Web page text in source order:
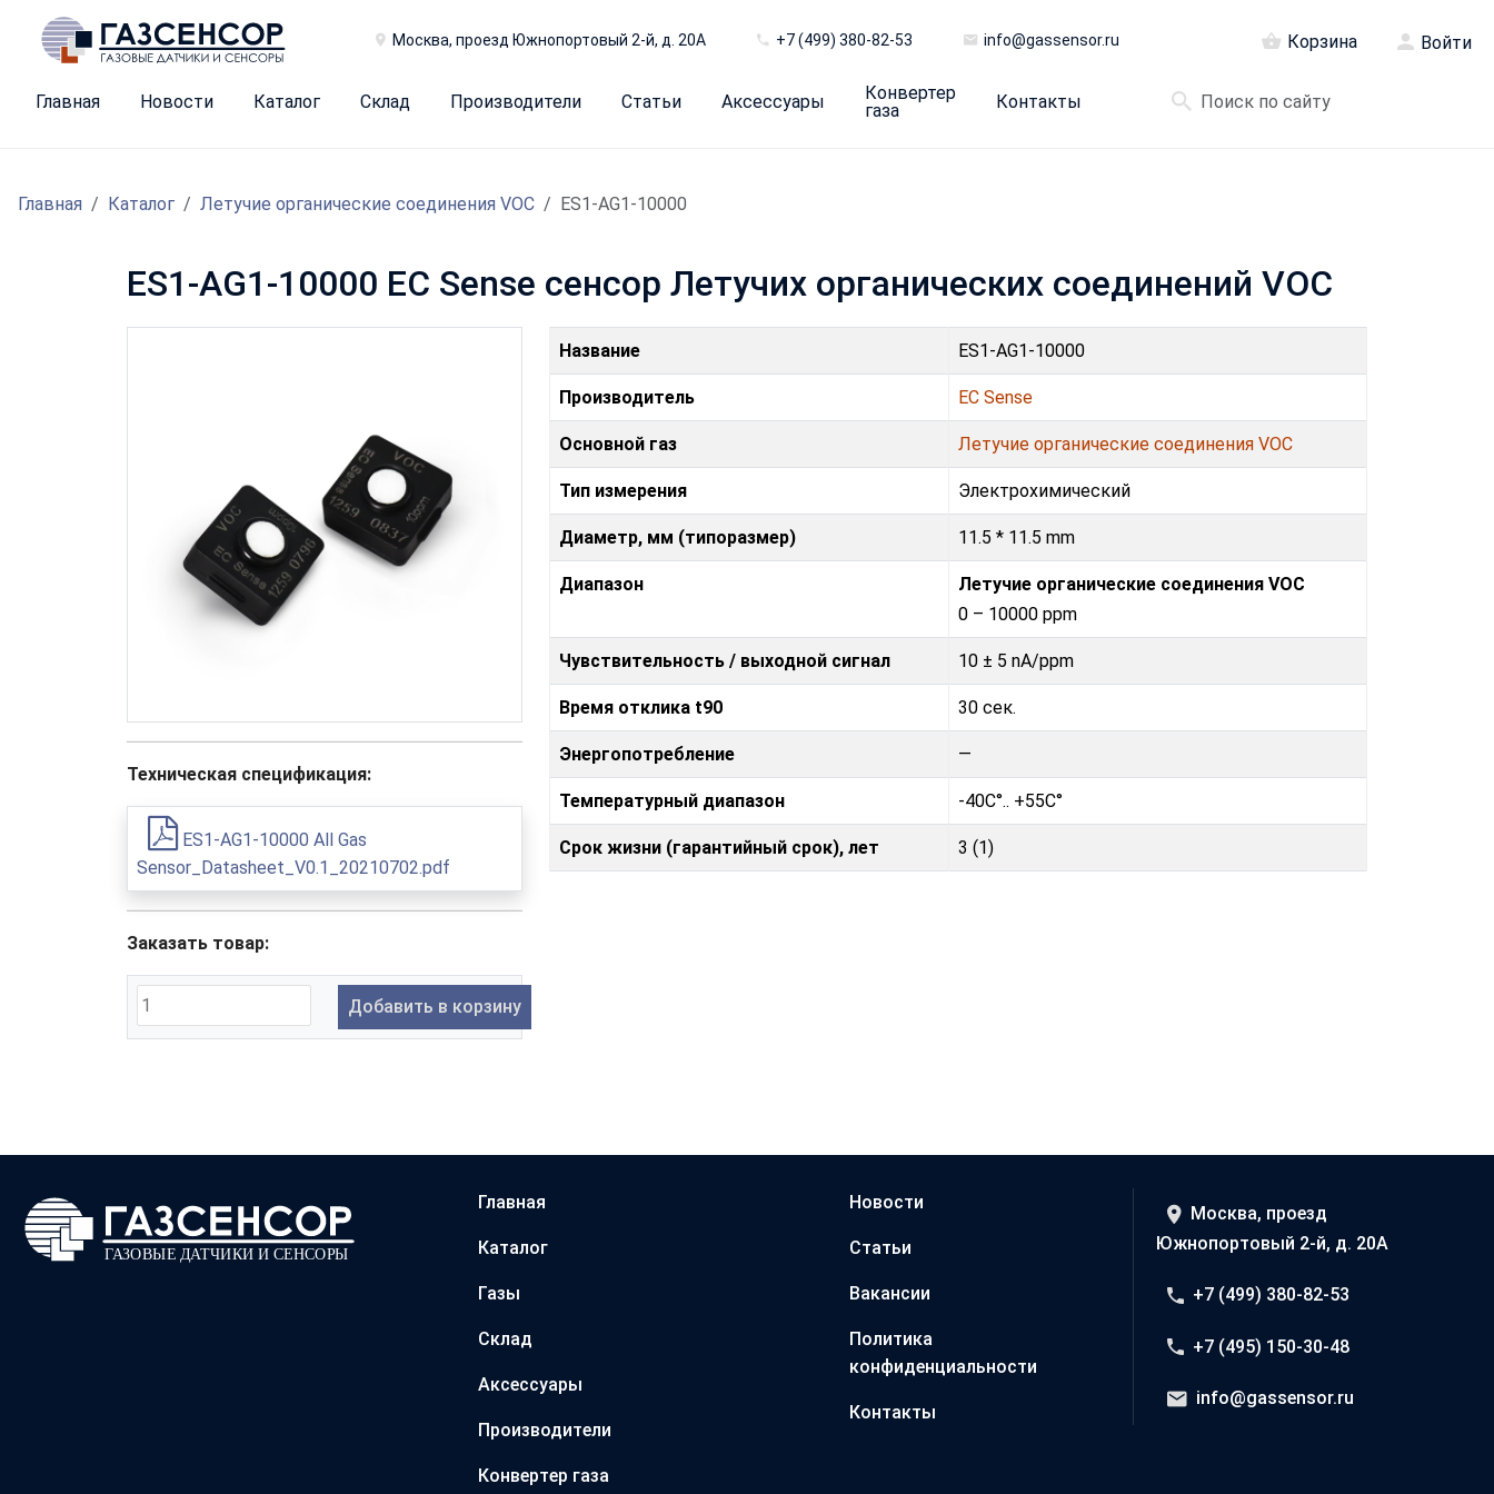
Москва, проезд Южнопортовый 2-й, д. 20А +7 (499) 380-82-53 info@gassensor.ru Корзина Войти
Главная Новости Каталог Склад Производители Статьи Аксессуары
Конвертер
газа
Контакты
Главная Каталог Летучие органические соединения VOC ES1-AG1-10000
ES1-AG1-10000 EC Sense сенсор Летучих органических соединений VOC
Техническая спецификация:
ES1-AG1-10000 All Gas
Sensor_Datasheet_V0.1_20210702.pdf
Заказать товар:
Добавить в корзину
Название ES1-AG1-10000
Производитель EC Sense
Основной газ Летучие органические соединения VOC
Тип измерения Электрохимический
Диаметр, мм (типоразмер) 11.5 * 11.5 mm
Диапазон
Летучие органические соединения VOC
0 – 10000 ppm
Чувствительность / выходной сигнал 10 ± 5 nA/ppm
Время отклика t90 30 сек.
Энергопотребление —
Температурный диапазон -40C°.. +55C°
Срок жизни (гарантийный срок), лет 3 (1)
Главная
Каталог
Газы
Склад
Аксессуары
Производители
Конвертер газа
Новости
Статьи
Вакансии
Политика
конфиденциальности
Контакты
Москва, проезд
Южнопортовый 2-й, д. 20А
+7 (499) 380-82-53
+7 (495) 150-30-48
info@gassensor.ru